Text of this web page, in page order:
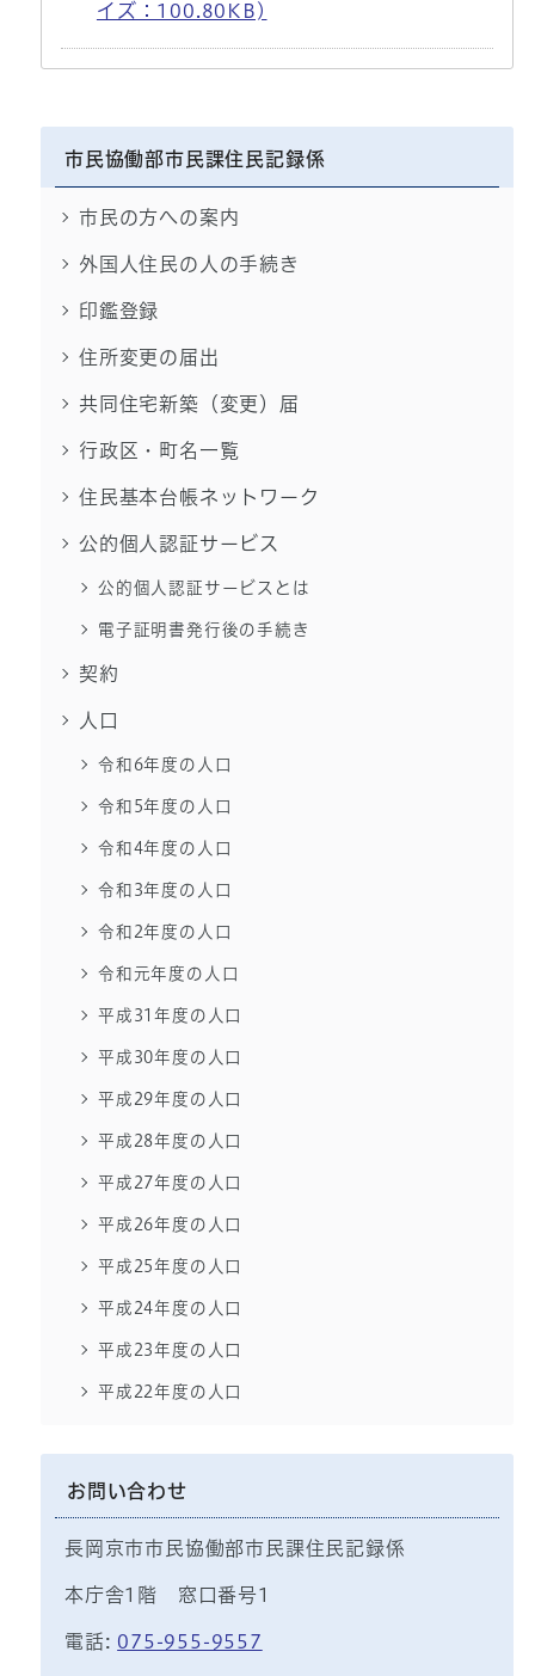
イズ：100.80KB)
市民協働部市民課住民記録係
市民の方への案内
外国人住民の人の手続き
印鑑登録
住所変更の届出
共同住宅新築（変更）届
行政区・町名一覧
住民基本台帳ネットワーク
公的個人認証サービス
公的個人認証サービスとは
電子証明書発行後の手続き
契約
人口
令和6年度の人口
令和5年度の人口
令和4年度の人口
令和3年度の人口
令和2年度の人口
令和元年度の人口
平成31年度の人口
平成30年度の人口
平成29年度の人口
平成28年度の人口
平成27年度の人口
平成26年度の人口
平成25年度の人口
平成24年度の人口
平成23年度の人口
平成22年度の人口
お問い合わせ
長岡京市市民協働部市民課住民記録係
本庁舎1階 窓口番号1
電話: 075-955-9557